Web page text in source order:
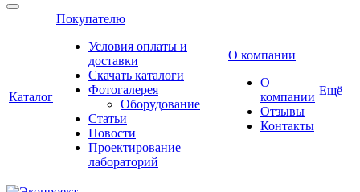
Каталог
Покупателю
Условия оплаты и
доставки
Скачать каталоги
Фотогалерея
Оборудование
Статьи
Новости
Проектирование
лабораторий
О компании
О
компании
Отзывы
Контакты
Ещё